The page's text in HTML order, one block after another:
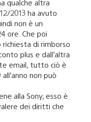
qualche altra
2013 ha avuto
non è un
ore. Che poi
di rimborso
plus e dall’altra
email, tutto ciò è
non può
alla Sony, esso è
dei diritti che